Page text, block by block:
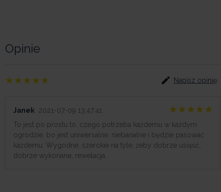
Opinie
Napisz opinię
Janek 2021-07-09 13:47:41
To jest po prostu to, czego potrzeba każdemu w każdym
ogrodzie, bo jest uniwersalne, niebanalne i będzie pasować
każdemu. Wygodne, szerokie na tyle, żeby dobrze usiąść,
dobrze wykonane, rewelacja.